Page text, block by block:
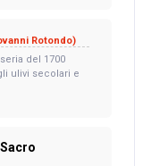
Rotondo)
del 1700
ulivi secolari e